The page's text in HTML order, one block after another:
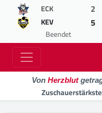
ECK 2
KEV 5
Beendet
Von Herzblut